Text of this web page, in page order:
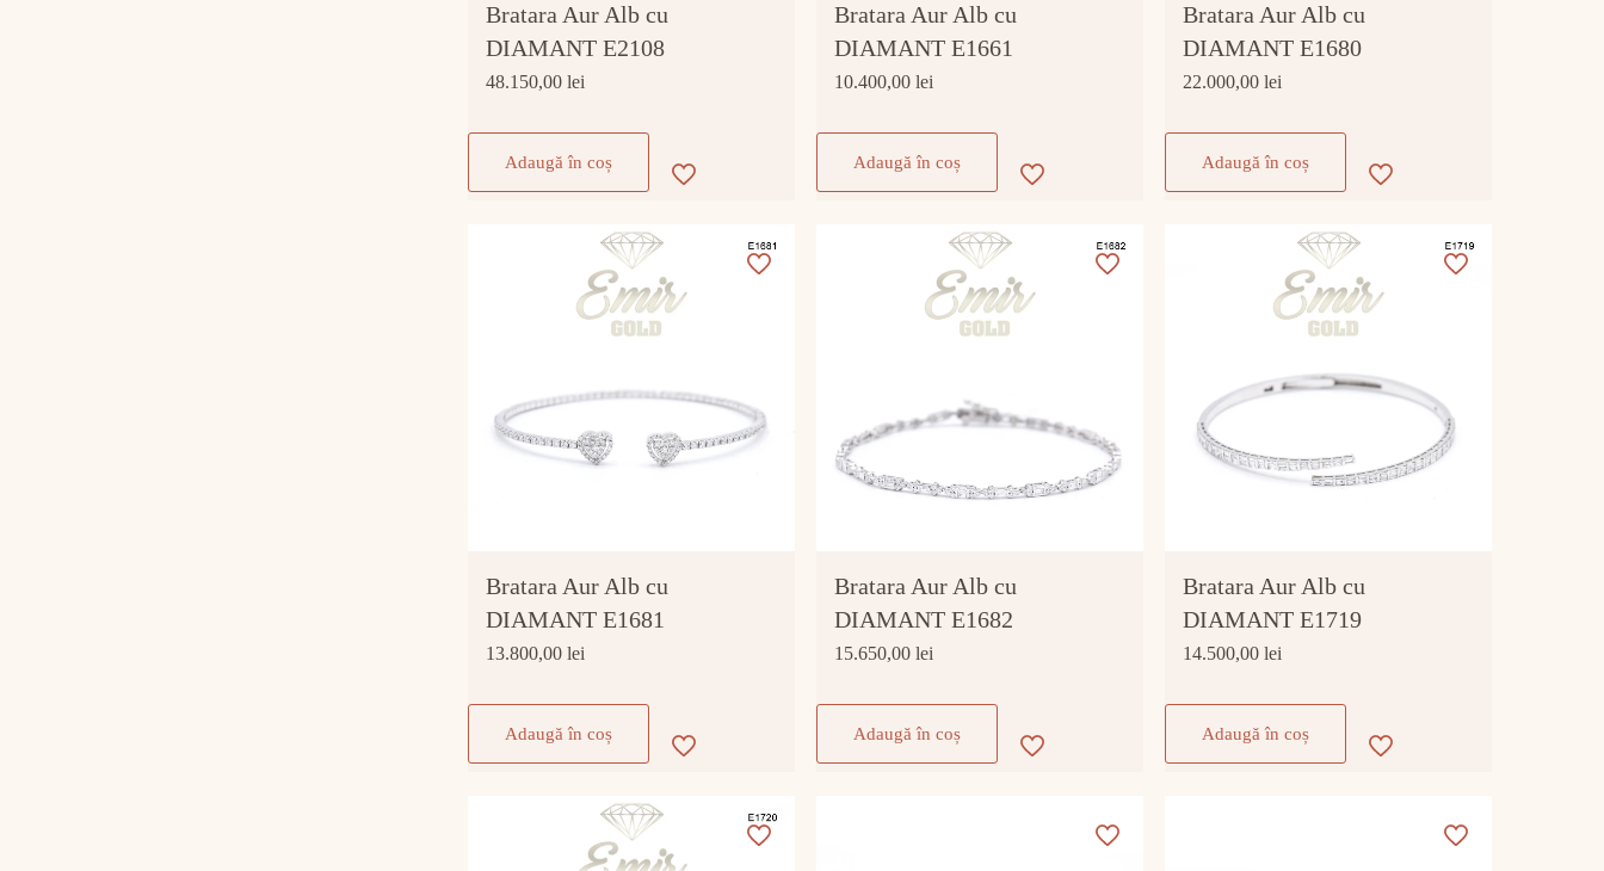
Bratara Aur Alb cu
DIAMANT E2108
48.150,00 lei
Adaugă în coș
Bratara Aur Alb cu
DIAMANT E1661
10.400,00 lei
Adaugă în coș
Bratara Aur Alb cu
DIAMANT E1680
22.000,00 lei
Adaugă în coș
Bratara Aur Alb cu
DIAMANT E1681
13.800,00 lei
Adaugă în coș
Bratara Aur Alb cu
DIAMANT E1682
15.650,00 lei
Adaugă în coș
Bratara Aur Alb cu
DIAMANT E1719
14.500,00 lei
Adaugă în coș